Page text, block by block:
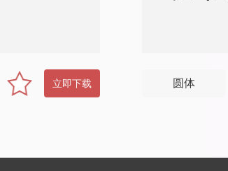
立即下载 圆体